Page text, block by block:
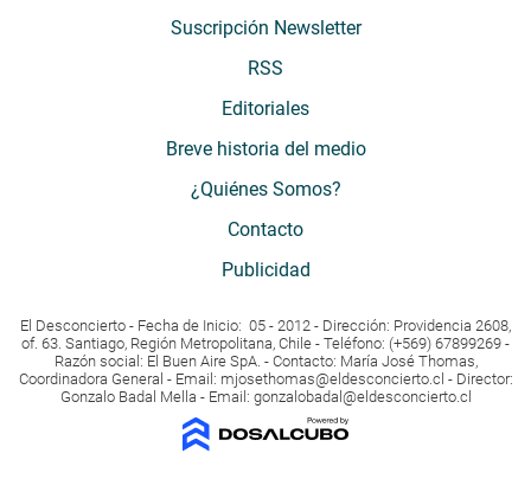
Suscripción Newsletter
RSS
Editoriales
Breve historia del medio
¿Quiénes Somos?
Contacto
Publicidad
El Desconcierto - Fecha de Inicio: 05 - 2012 - Dirección: Providencia 2608,
of. 63. Santiago, Región Metropolitana, Chile - Teléfono: (+569) 67899269 -
Razón social: El Buen Aire SpA. - Contacto: María José Thomas,
Coordinadora General - Email: mjosethomas@eldesconcierto.cl - Director:
Gonzalo Badal Mella - Email: gonzalobadal@eldesconcierto.cl